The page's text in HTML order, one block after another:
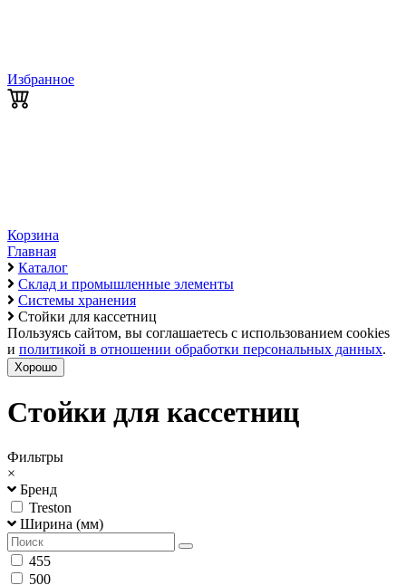
Избранное
Корзина
Главная
Каталог
Склад и промышленные элементы
Системы хранения
Стойки для кассетниц
Пользуясь сайтом, вы соглашаетесь с использованием cookies
и политикой в отношении обработки персональных данных.
Хорошо
Стойки для кассетниц
Фильтры
×
Бренд
Treston
Ширина (мм)
455
500